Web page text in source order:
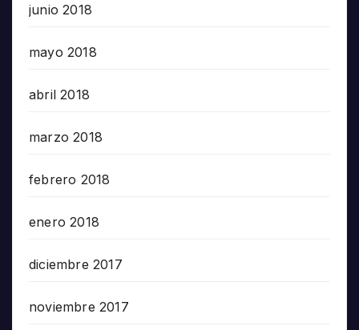
junio 2018
mayo 2018
abril 2018
marzo 2018
febrero 2018
enero 2018
diciembre 2017
noviembre 2017